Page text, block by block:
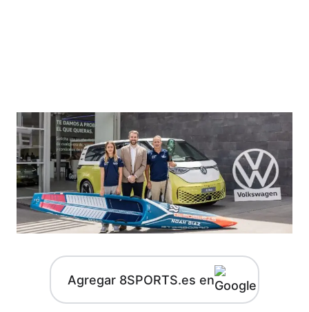
Agregar 8SPORTS.es en